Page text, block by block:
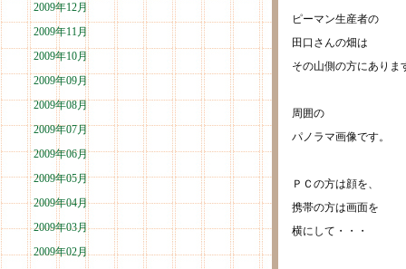
2009年12月
2009年11月
2009年10月
2009年09月
2009年08月
2009年07月
2009年06月
2009年05月
2009年04月
2009年03月
2009年02月
ピーマン生産者の
田口さんの畑は
その山側の方にありま
周囲の
パノラマ画像です。
ＰＣの方は顔を、
携帯の方は画面を
横にして・・・